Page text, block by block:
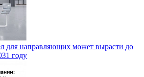
для направляющих может вырасти до
году